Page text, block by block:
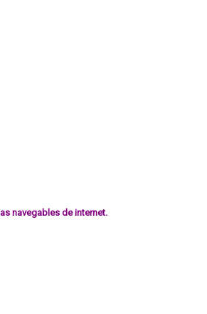
navegables de internet.